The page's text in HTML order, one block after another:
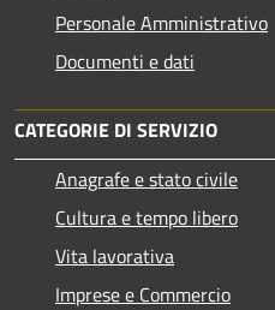
Personale Amministrativo
Documenti e dati
CATEGORIE DI SERVIZIO
Anagrafe e stato civile
Cultura e tempo libero
Vita lavorativa
Imprese e Commercio